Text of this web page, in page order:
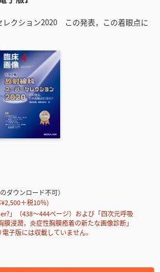
レクション2020 この発表，この着眼点に
ダウンロード不可）
＋税10％)
」（438〜444ページ）および「四次元呼吸
浸潤，炎症性胸膜癒着の新たな画像診断」
子版には収載していません。